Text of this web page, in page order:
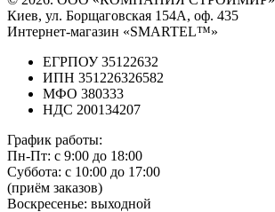
Киев, ул. Борщаговская 154А, оф. 435
Интернет-магазин «SMARTEL™»
ЕГРПОУ 35122632
ИПН 351226326582
МФО 380333
НДС 200134207
График работы:
Пн-Пт: с 9:00 до 18:00
Суббота: с 10:00 до 17:00
(приём заказов)
Воскресенье: выходной